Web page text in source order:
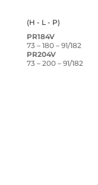
(H - L - P)
PR184V
73 – 180 – 91/182
PR204V
73 – 200 – 91/182